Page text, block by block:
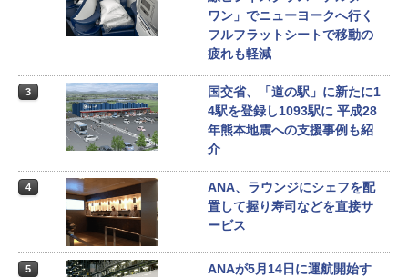
ワン」でニューヨークへ行く
フルフラットシートで移動の
疲れも軽減
3
国交省、「道の駅」に新たに1
4駅を登録し1093駅に 平成28
年熊本地震への支援事例も紹
介
4
ANA、ラウンジにシェフを配
置して握り寿司などを直接サ
ービス
5
ANAが5月14日に運航開始す